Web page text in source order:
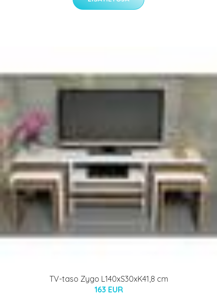
TV-taso Zygo L140xS30xK41,8 cm
163 EUR